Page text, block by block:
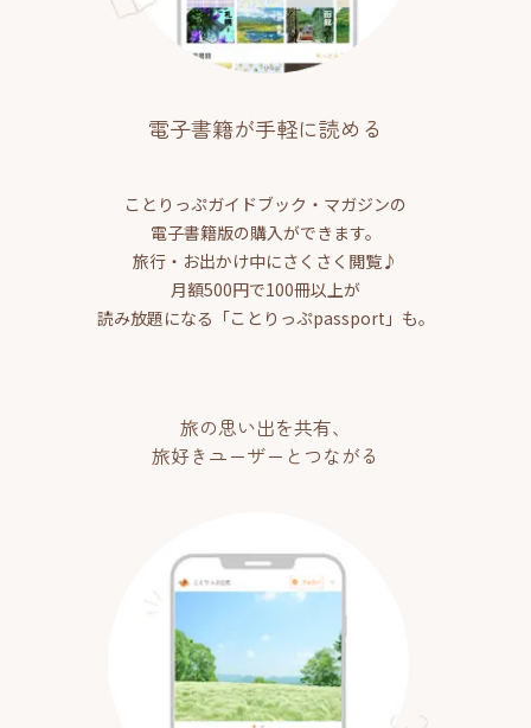
電子書籍が手軽に読める
ことりっぷガイドブック・マガジンの
電子書籍版の購入ができます。
旅行・お出かけ中にさくさく閲覧♪
月額500円で100冊以上が
読み放題になる「ことりっぷpassport」も。
旅の思い出を共有、
旅好きユーザーとつながる